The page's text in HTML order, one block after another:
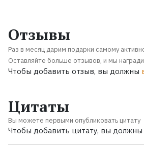
Отзывы
Раз в месяц дарим подарки самому
Оставляйте больше отзывов, и мы
Чтобы добавить отзыв, вы должны
Цитаты
Вы можете первыми опубликовать цитату
Чтобы добавить цитату, вы должны